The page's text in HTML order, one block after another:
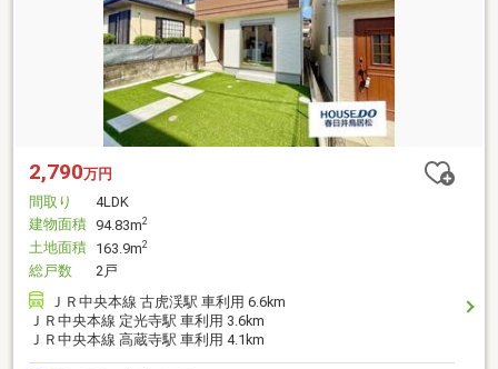
2,790万円
間取り
4LDK
建物面積 94.83m2
土地面積 163.9m2
総戸数
2戸
ＪＲ中央本線 古虎渓駅 車利用 6.6km
ＪＲ中央本線 定光寺駅 車利用 3.6km
ＪＲ中央本線 高蔵寺駅 車利用 4.1km